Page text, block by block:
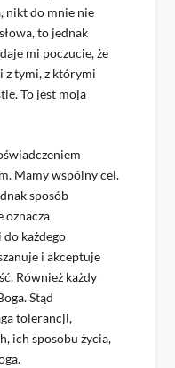
nikt do mnie nie
to jednak
mi poczucie, że
z tymi, z którymi
To jest moja
Mamy wspólny cel.
sposób
oznacza
każdego
i akceptuje
Również każdy
Stąd
tolerancji,
ich sposobu życia,